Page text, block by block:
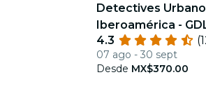
Detectives
Iberoamérica -
4.3
07 ago - 30 sept
Desde MX$370.00